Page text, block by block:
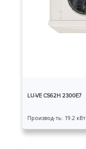
LU-VE CS62H 2300E7
Производ-ть: 19.2 кВт